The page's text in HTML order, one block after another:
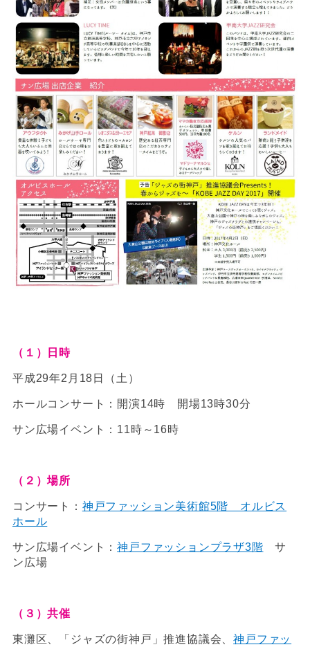
（１）日時
平成29年2月18日（土）
ホールコンサート：開演14時 開場13時30分
サン広場イベント：11時～16時
（２）場所
コンサート： 神戸ファッション美術館5階 オルビス
ホール
サン広場イベント：神戸ファッションプラザ3階 サ
ン広場
（３）共催
東灘区、「ジャズの街神戸」推進協議会、神戸ファッ